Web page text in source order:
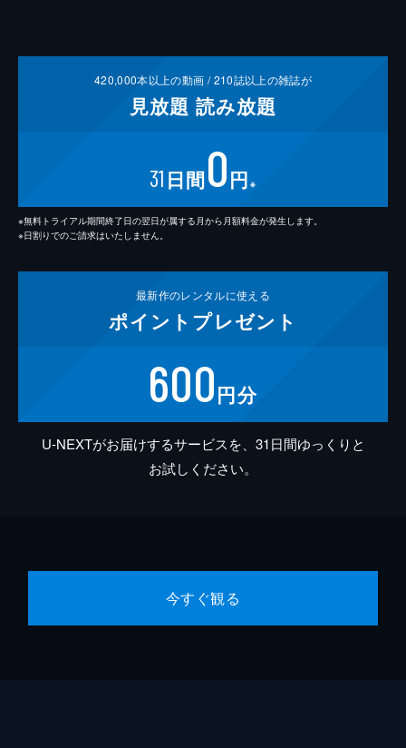
420,000本以上の動画 /210誌以上の雑誌が
見放題 読み放題
31 日間0円 ※
※無料トライアル期間終了日の翌日が属する月から月額料金が発生します。
※日割りでのご請求はいたしません。
最新作のレンタルに使える
ポイント プレゼント
600円分
U-NEXTがお届けするサービスを、31日間ゆっくりと
お試しください。
今すぐ観る